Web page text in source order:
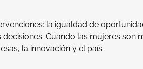
la igualdad de
Cuando las mujeres
la innovación y el país.